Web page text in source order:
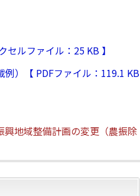
ルファイル：25 KB 】
）【 PDFファイル：119.1 KB
地域整備計画の変更（農振除